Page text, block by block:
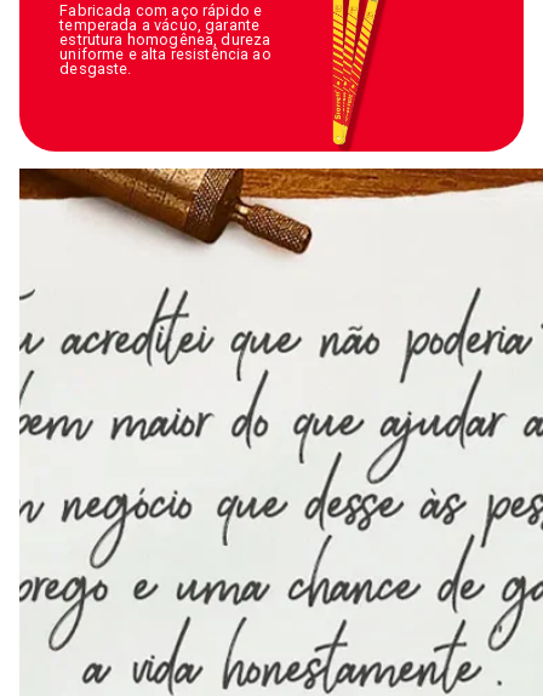
Fabricada com aço rápido e
temperada a vácuo, garante
estrutura homogênea, dureza
uniforme e alta resistência ao
desgaste.